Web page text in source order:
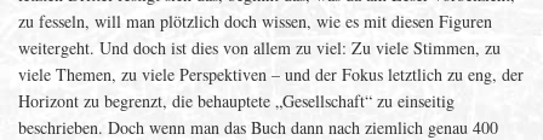
zu fesseln, will man plötzlich doch wissen, wie es mit diesen Figuren
weitergeht. Und doch ist dies von allem zu viel: Zu viele Stimmen, zu
viele Themen, zu viele Perspektiven – und der Fokus letztlich zu eng, der
Horizont zu begrenzt, die behauptete „Gesellschaft“ zu einseitig
beschrieben. Doch wenn man das Buch dann nach ziemlich genau 400